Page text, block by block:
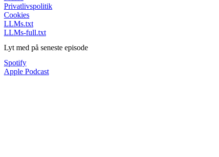
Privatlivspolitik
Cookies
LLMs.txt
LLMs-full.txt
Lyt med på seneste episode
Spotify
Apple Podcast